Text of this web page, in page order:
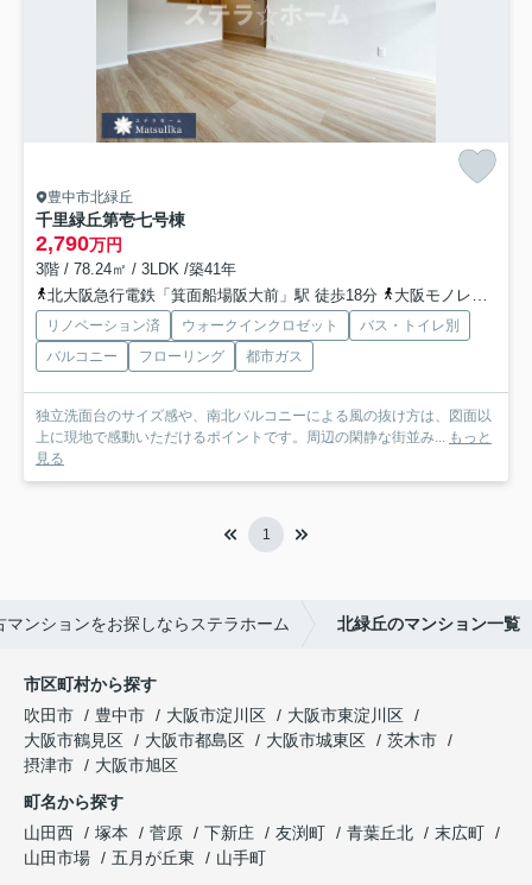
豊中市北緑丘
千里緑丘第壱七号棟
2,790万円
3階 / 78.24㎡ / 3LDK /築41年
北大阪急行電鉄「箕面船場阪大前」駅 徒歩18分
大阪モノレール本線「少路」駅 徒歩24分
リノベーション済 ウォークインクロゼット
バス・トイレ別
バルコニー
フローリング 都市ガス
独立洗面台のサイズ感や、南北バルコニーによる風の抜け方は、図面以
上に現地で感動いただけるポイントです。周辺の閑静な街並み... もっと
見る
1
マンションをお探しならステラホーム 北緑丘のマンション一覧
市区町村から探す
吹田市
豊中市 大阪市淀川区
大阪市東淀川区
大阪市鶴見区
大阪市都島区 大阪市城東区
茨木市
摂津市
大阪市旭区
町名から探す
山田西
塚本 菅原 下新庄 友渕町 青葉丘北
末広町
山田市場
五月が丘東
山手町